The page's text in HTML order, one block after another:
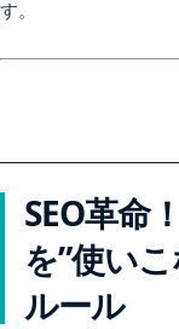
す。
SEO革命
を”使い
ルール